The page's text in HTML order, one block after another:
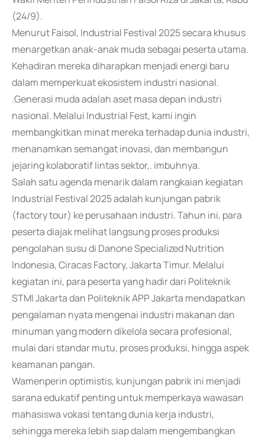
(24/9).
Menurut Faisol, Industrial Festival 2025 secara khusus
menargetkan anak-anak muda sebagai peserta utama.
Kehadiran mereka diharapkan menjadi energi baru
dalam memperkuat ekosistem industri nasional.
.Generasi muda adalah aset masa depan industri
nasional. Melalui Industrial Fest, kami ingin
membangkitkan minat mereka terhadap dunia industri,
menanamkan semangat inovasi, dan membangun
jejaring kolaboratif lintas sektor,. imbuhnya.
Salah satu agenda menarik dalam rangkaian kegiatan
Industrial Festival 2025 adalah kunjungan pabrik
(factory tour) ke perusahaan industri. Tahun ini, para
peserta diajak melihat langsung proses produksi
pengolahan susu di Danone Specialized Nutrition
Indonesia, Ciracas Factory, Jakarta Timur. Melalui
kegiatan ini, para peserta yang hadir dari Politeknik
STMI Jakarta dan Politeknik APP Jakarta mendapatkan
pengalaman nyata mengenai industri makanan dan
minuman yang modern dikelola secara profesional,
mulai dari standar mutu, proses produksi, hingga aspek
keamanan pangan.
Wamenperin optimistis, kunjungan pabrik ini menjadi
sarana edukatif penting untuk memperkaya wawasan
mahasiswa vokasi tentang dunia kerja industri,
sehingga mereka lebih siap dalam mengembangkan